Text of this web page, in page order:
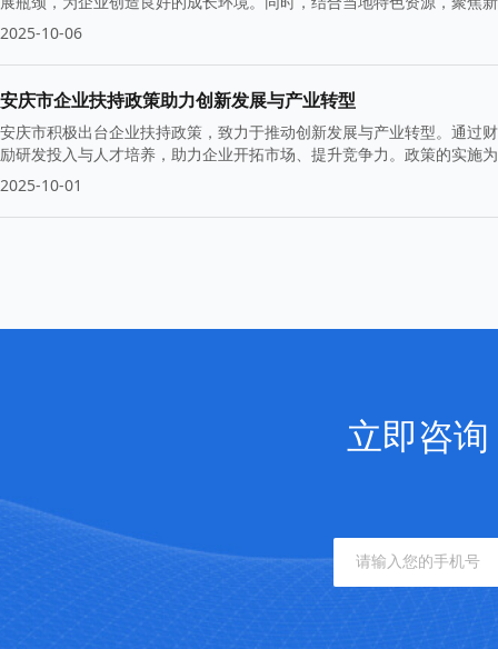
2025-10-06
安庆市企业扶持政策助力创新发展与产业转型
安庆市积极出台企业扶持政策，致力于推动创新发展与产业转型。通过
励研发投入与人才培养，助力企业开拓市场、提升竞争力。政策的实施
2025-10-01
立即咨